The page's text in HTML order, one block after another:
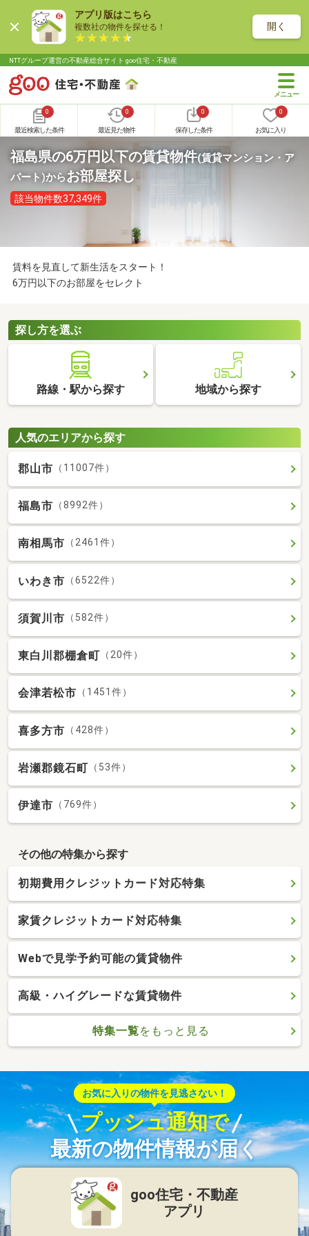
アプリ版はこちら
複数社の物件を探せる！ 開く
NTTグループ運営の不動産総合サイト goo住宅・不動産
0
最近検索した条件
0
最近見た物件
0
保存した条件
0
お気に入り
福島県の6万円以下の賃貸物件(賃貸マンション・ア
パート)からお部屋探し
該当物件数37,349件
賃料を見直して新生活をスタート！
6万円以下のお部屋をセレクト
探し方を選ぶ
路線・駅から探す 地域から探す
人気のエリアから探す
郡山市 （11007件）
福島市 （8992件）
南相馬市 （2461件）
いわき市 （6522件）
須賀川市 （582件）
東白川郡棚倉町 （20件）
会津若松市 （1451件）
喜多方市 （428件）
岩瀬郡鏡石町 （53件）
伊達市 （769件）
その他の特集から探す
初期費用クレジットカード対応特集
家賃クレジットカード対応特集
Webで見学予約可能の賃貸物件
高級・ハイグレードな賃貸物件
特集一覧をもっと見る
お気に入りの物件を見逃さない！
プッシュ通知で
最新の物件情報が届く
goo住宅・不動産
アプリ